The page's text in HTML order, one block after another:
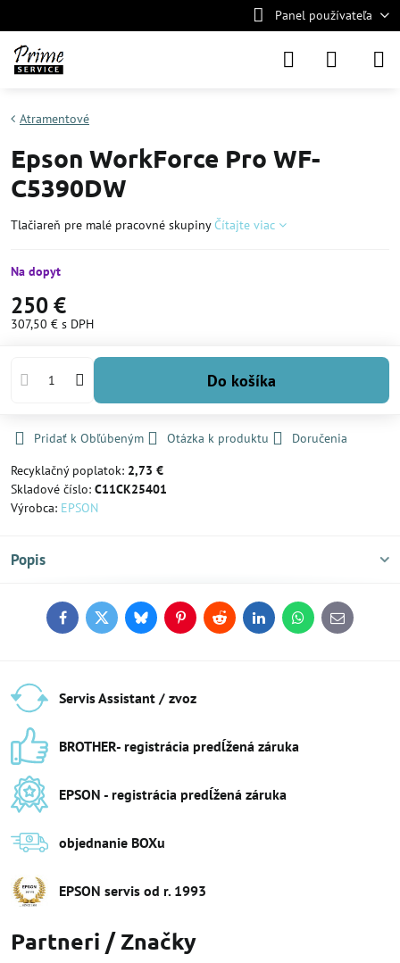
Panel používateľa
Atramentové
Epson WorkForce Pro WF-
C5390DW
Tlačiareň pre malé pracovné skupinyČítajte viac
Na dopyt
250 €
307,50 € s DPH
Do košíka
Pridať k Obľúbeným Otázka k produktu
Doručenia
Recyklačný poplatok: 2,73 €
Skladové číslo: C11CK25401
Výrobca: EPSON
Popis
FacebookTwitterBlueskyPinterestReddit LinkedInWhatsApp
E-
mail
Servis Assistant / zvoz
BROTHER- registrácia predĺžená záruka
EPSON - registrácia predĺžená záruka
objednanie BOXu
EPSON servis od r​. 1993
Partneri / Značky